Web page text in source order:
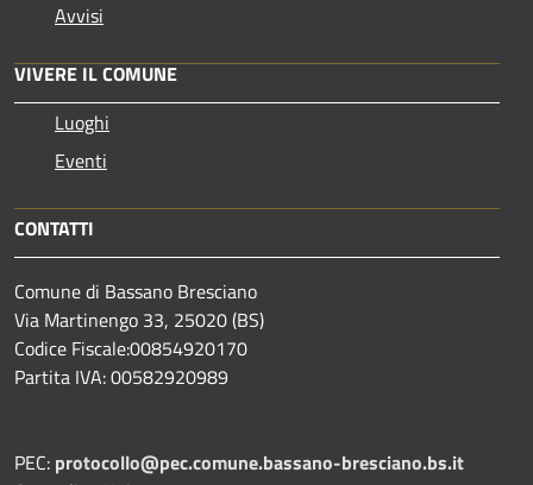
Avvisi
VIVERE IL COMUNE
Luoghi
Eventi
CONTATTI
Comune di Bassano Bresciano
Via Martinengo 33, 25020 (BS)
Codice Fiscale:00854920170
Partita IVA: 00582920989
PEC: protocollo@pec.comune.bassano-bresciano.bs.it